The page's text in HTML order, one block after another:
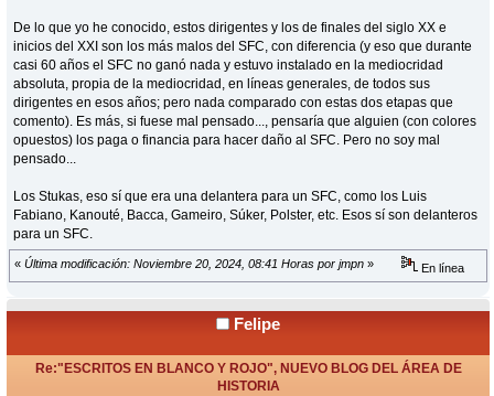
De lo que yo he conocido, estos dirigentes y los de finales del siglo XX e
inicios del XXI son los más malos del SFC, con diferencia (y eso que durante
casi 60 años el SFC no ganó nada y estuvo instalado en la mediocridad
absoluta, propia de la mediocridad, en líneas generales, de todos sus
dirigentes en esos años; pero nada comparado con estas dos etapas que
comento). Es más, si fuese mal pensado..., pensaría que alguien (con colores
opuestos) los paga o financia para hacer daño al SFC. Pero no soy mal
pensado...
Los Stukas, eso sí que era una delantera para un SFC, como los Luis
Fabiano, Kanouté, Bacca, Gameiro, Súker, Polster, etc. Esos sí son delanteros
para un SFC.
« Última modificación: Noviembre 20, 2024, 08:41 Horas por jmpn » En línea
Felipe
Re:"ESCRITOS EN BLANCO Y ROJO", NUEVO BLOG DEL ÁREA DE
HISTORIA